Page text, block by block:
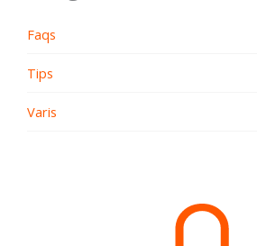
Faqs
Tips
Varis